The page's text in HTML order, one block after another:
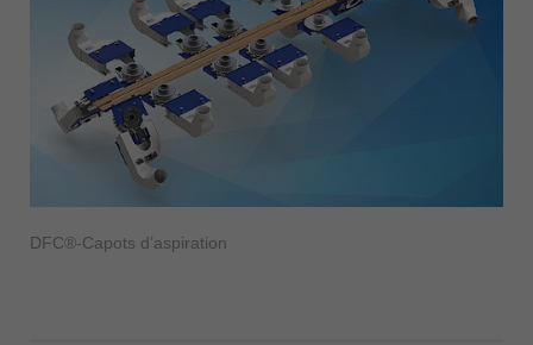
DFC®-Capots d’aspiration